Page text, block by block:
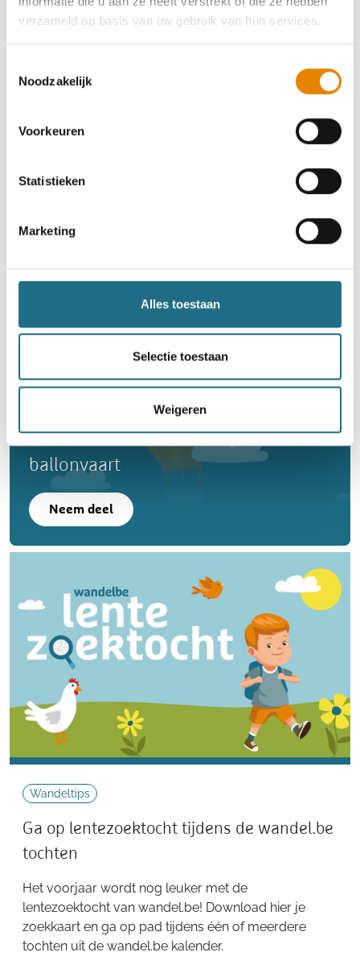
verzameld op basis van uw gebruik van hun services.
Noodzakelijk
Voorkeuren
Statistieken
Marketing
Alles toestaan
Selectie toestaan
Weigeren
Euraudax Poperinge
Zaterdag 26 september 2026
Zaterdag 10 oktober 2026
Lede, Oost-Vlaanderen
Word lid en maak kans op een
ballonvaart
Neem deel
Wandeltips
Ga op lentezoektocht tijdens de wandel.be
tochten
Het voorjaar wordt nog leuker met de
lentezoektocht van wandel.be! Download hier je
zoekkaart en ga op pad tijdens één of meerdere
tochten uit de wandel.be kalender.